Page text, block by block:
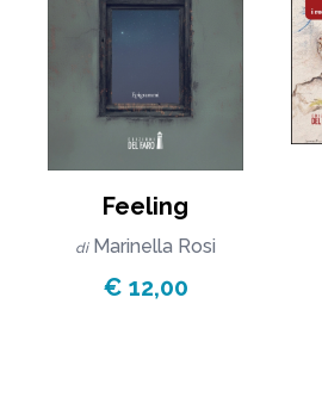
Feeling
di Marinella Rosi
€ 12,00